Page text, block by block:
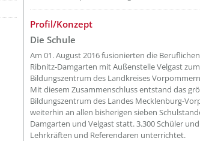
??? absaetzeOben[3]/titel ???
Profil/Konzept
Die Schule
Am 01. August 2016 fusionierten die
Ribnitz-Damgarten mit Außenstelle Velgast
Bildungszentrum des Landkreises
Mit diesem Zusammenschluss entstand das
Bildungszentrum des Landes Mecklenburg-
weiterhin an allen bisherigen sieben
Damgarten und Velgast statt. 3.300 Schüler
Lehrkräften und Referendaren unterrichtet.